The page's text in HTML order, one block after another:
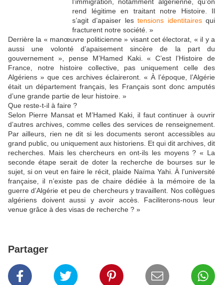
rend légitime en traitant notre Histoire. Il
s’agit d’apaiser lestensions identitairesqui
fracturent notre société. »
Derrière la « manœuvre politicienne » visant cet électorat, « il y a
aussi une volonté d’apaisement sincère de la part du
gouvernement », pense M’Hamed Kaki. « C’est l’Histoire de
France, notre histoire collective, pas uniquement celle des
Algériens » que ces archives éclaireront. « À l’époque, l’Algérie
était un département français, les Français sont donc amputés
d’une grande partie de leur histoire. »
Que reste-t-il à faire ?
Selon Pierre Mansat et M’Hamed Kaki, il faut continuer à ouvrir
d’autres archives, comme celles des services de renseignement.
Par ailleurs, rien ne dit si les documents seront accessibles au
grand public, ou uniquement aux historiens. Et qui dit archives, dit
recherches. Mais les chercheurs en ont-ils les moyens ? « La
seconde étape serait de doter la recherche de bourses sur le
sujet, si on veut en faire le récit, plaide Naïma Yahi. À l’université
française, il n’existe pas de chaire dédiée à la mémoire de la
guerre d’Algérie et peu de chercheurs y travaillent. Nos collègues
algériens doivent aussi y avoir accès. Faciliterons-nous leur
venue grâce à des visas de recherche ? »
Partager